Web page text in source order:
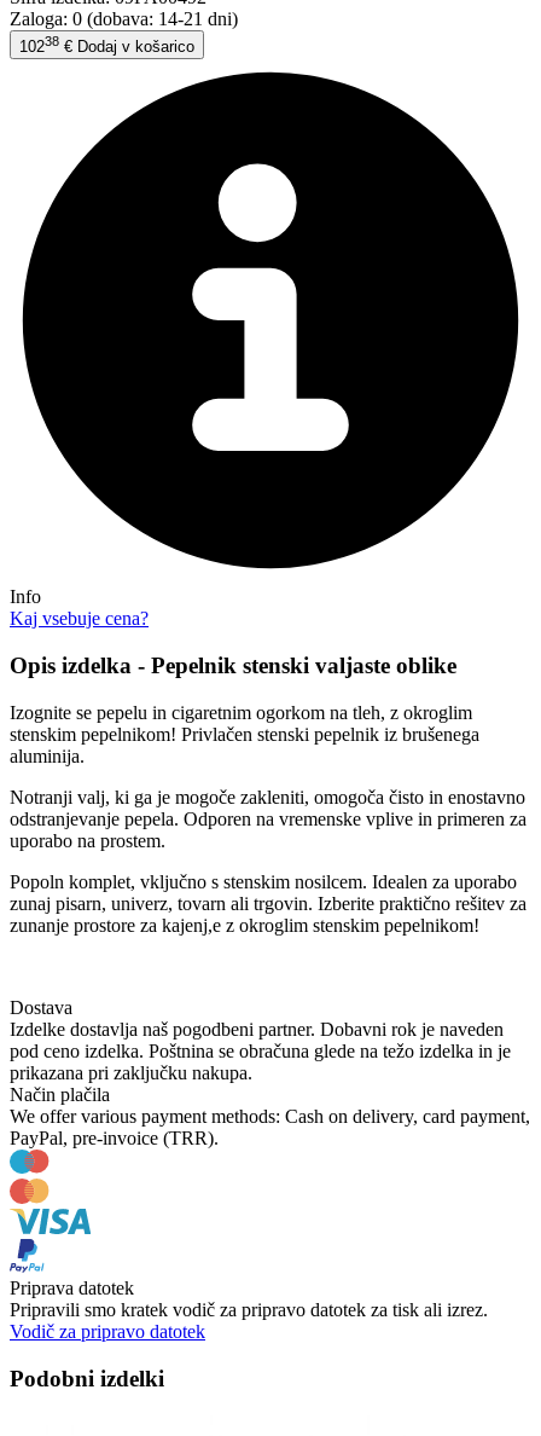
Zaloga: 0 (dobava: 14-21 dni)
10238 € Dodaj v košarico
Info
Kaj vsebuje cena?
Opis izdelka - Pepelnik stenski valjaste oblike
Izognite se pepelu in cigaretnim ogorkom na tleh, z okroglim
stenskim pepelnikom! Privlačen stenski pepelnik iz brušenega
aluminija.
Notranji valj, ki ga je mogoče zakleniti, omogoča čisto in enostavno
odstranjevanje pepela. Odporen na vremenske vplive in primeren za
uporabo na prostem.
Popoln komplet, vključno s stenskim nosilcem. Idealen za uporabo
zunaj pisarn, univerz, tovarn ali trgovin. Izberite praktično rešitev za
zunanje prostore za kajenj,e z okroglim stenskim pepelnikom!
Dostava
Izdelke dostavlja naš pogodbeni partner. Dobavni rok je naveden
pod ceno izdelka. Poštnina se obračuna glede na težo izdelka in je
prikazana pri zaključku nakupa.
Način plačila
We offer various payment methods: Cash on delivery, card payment,
PayPal, pre-invoice (TRR).
Priprava datotek
Pripravili smo kratek vodič za pripravo datotek za tisk ali izrez.
Vodič za pripravo datotek
Podobni izdelki